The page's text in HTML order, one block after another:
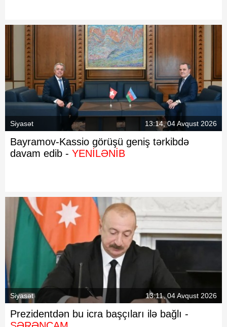
Siyasət 13:14, 04 Avqust 2026
Bayramov-Kassio görüşü geniş tərkibdə
davam edib - YENİLƏNİB
Siyasət 13:11, 04 Avqust 2026
Prezidentdən bu icra başçıları ilə bağlı -